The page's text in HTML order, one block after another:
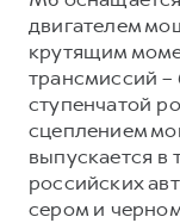
Коллекция
Коллекция
Коллекция
Коллекция
двигателем
крутящим
трансмиссий –
ступенчатой
сцеплением
выпускается в
российских
сером и